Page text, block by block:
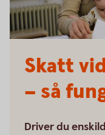
Skatt
– så
Driver du